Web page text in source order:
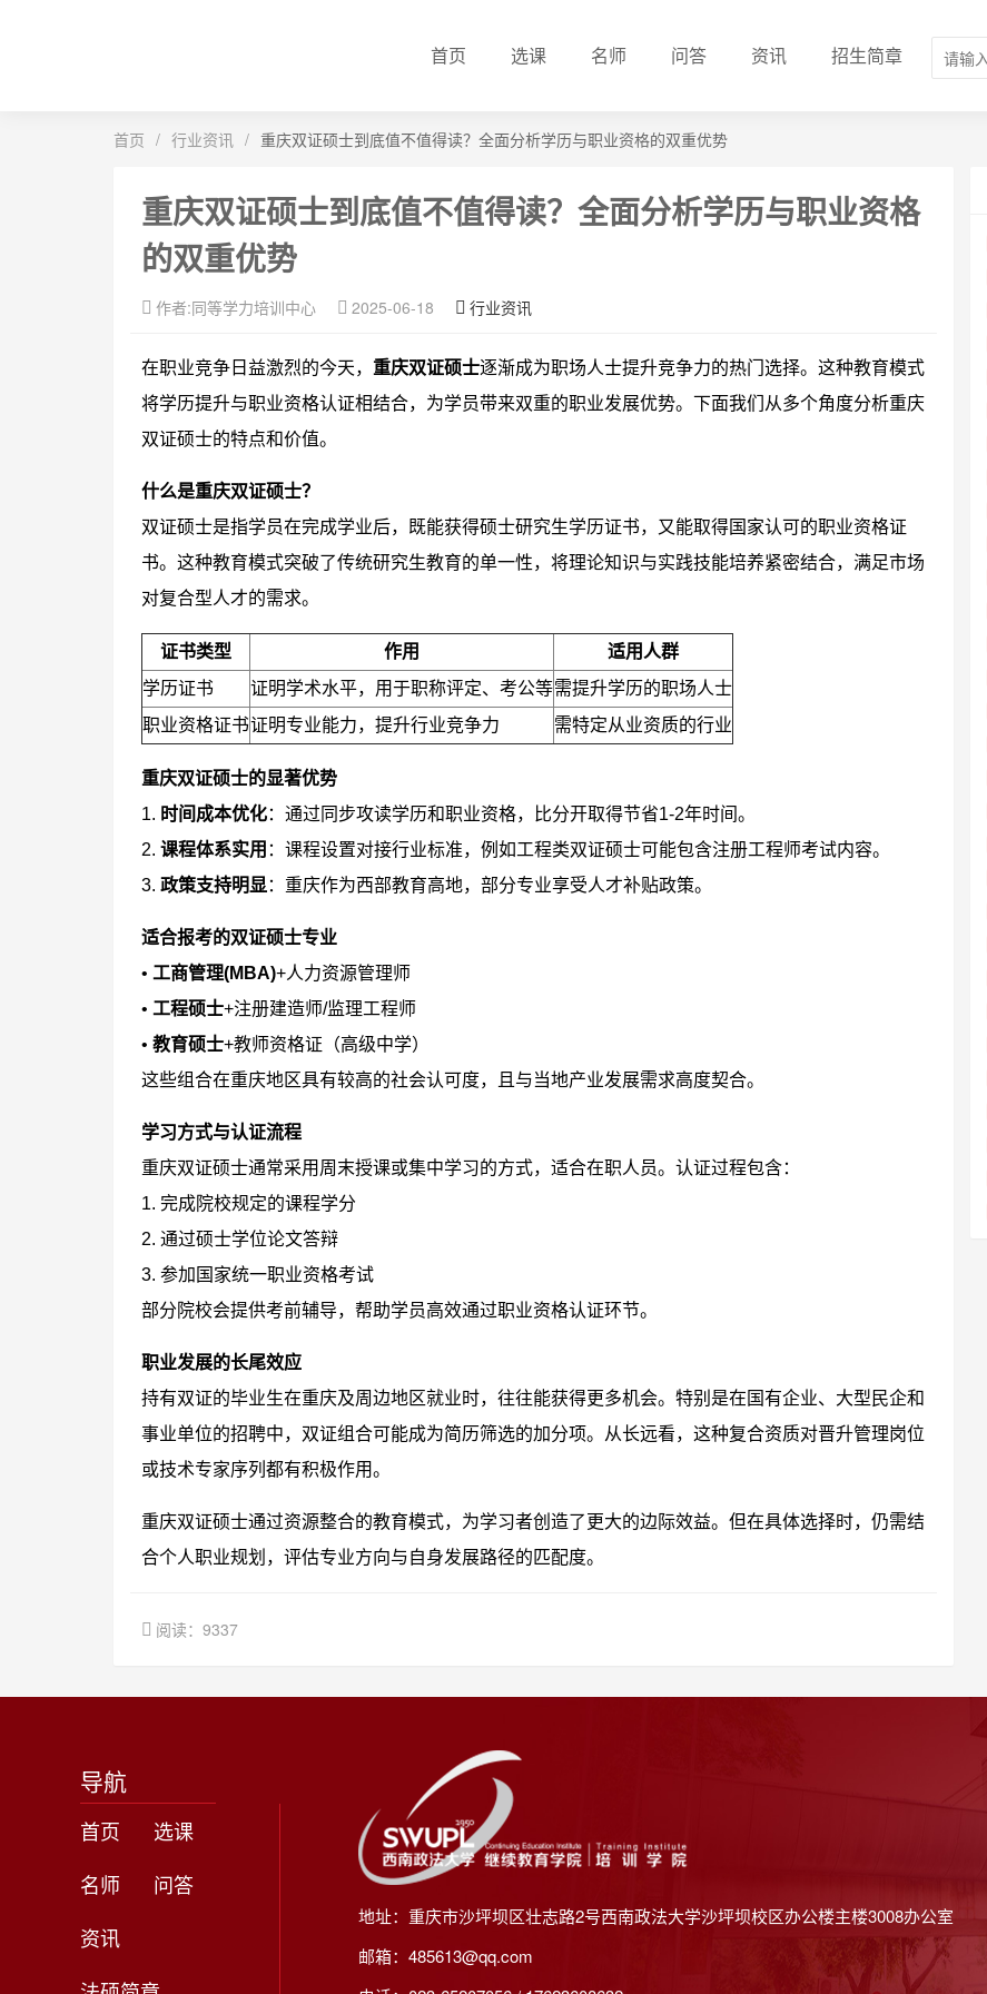
首页 选课 名师 问答 资讯 招生简章
首页 / 行业资讯 / 重庆双证硕士到底值不值得读？全面分析学历与职业资格的双重优势
重庆双证硕士到底值不值得读？全面分析学历与职业资格
的双重优势
作者:同等学力培训中心 2025-06-18 行业资讯
在职业竞争日益激烈的今天， 重庆双证硕士逐渐成为职场人士提升竞争力的热门选择。这种教育模式
将学历提升与职业资格认证相结合，为学员带来双重的职业发展优势。下面我们从多个角度分析重庆
双证硕士的特点和价值。
什么是重庆双证硕士？
双证硕士是指学员在完成学业后，既能获得硕士研究生学历证书，又能取得国家认可的职业资格证
书。这种教育模式突破了传统研究生教育的单一性，将理论知识与实践技能培养紧密结合，满足市场
对复合型人才的需求。
证书类型 作用
适用人群
学历证书
证明学术水平，用于职称评定、考公等需提升学历的职场人士
职业资格证书证明专业能力，提升行业竞争力 需特定从业资质的行业
重庆双证硕士的显著优势
1. 时间成本优化：通过同步攻读学历和职业资格，比分开取得节省1-2年时间。
2. 课程体系实用 ：课程设置对接行业标准，例如工程类双证硕士可能包含注册工程师考试内容。
3. 政策支持明显 ：重庆作为西部教育高地，部分专业享受人才补贴政策。
适合报考的双证硕士专业
• 工商管理(MBA)+人力资源管理师
• 工程硕士+注册建造师/监理工程师
• 教育硕士+教师资格证（高级中学）
这些组合在重庆地区具有较高的社会认可度，且与当地产业发展需求高度契合。
学习方式与认证流程
重庆双证硕士通常采用周末授课或集中学习的方式，适合在职人员。认证过程包含：
1. 完成院校规定的课程学分
2. 通过硕士学位论文答辩
3. 参加国家统一职业资格考试
部分院校会提供考前辅导，帮助学员高效通过职业资格认证环节。
职业发展的长尾效应
持有双证的毕业生在重庆及周边地区就业时，往往能获得更多机会。特别是在国有企业、大型民企和
事业单位的招聘中，双证组合可能成为简历筛选的加分项。从长远看，这种复合资质对晋升管理岗位
或技术专家序列都有积极作用。
重庆双证硕士通过资源整合的教育模式，为学习者创造了更大的边际效益。但在具体选择时，仍需结
合个人职业规划，评估专业方向与自身发展路径的匹配度。
阅读：9337
导航
首页
选课
名师
问答
资讯
地址：重庆市沙坪坝区壮志路2号西南政法大学沙坪坝校区办公楼主楼3008办公室
邮箱：485613@qq.com